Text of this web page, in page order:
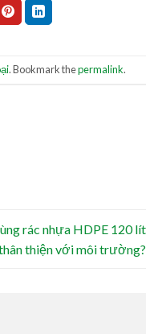
. Bookmark thepermalink.
rác nhựa HDPE 120 lít
thiện với môi trường?